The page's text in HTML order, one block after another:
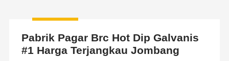
Pabrik Pagar Brc Hot Dip Galvanis
#1 Harga Terjangkau Jombang